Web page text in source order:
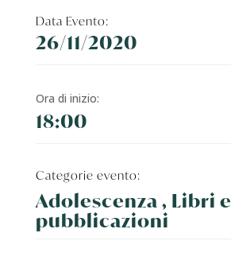
Data Evento:
26/11/2020
Ora di inizio:
18:00
Categorie evento:
Adolescenza , Libri e
pubblicazioni